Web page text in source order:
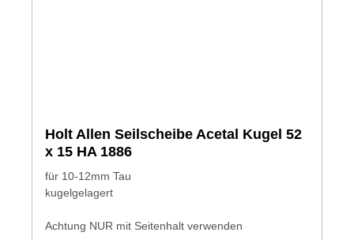
Holt Allen Seilscheibe Acetal Kugel 52
x 15 HA 1886
für 10-12mm Tau
kugelgelagert
Achtung NUR mit Seitenhalt verwenden